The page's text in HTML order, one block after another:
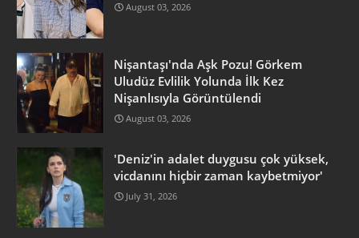
August 03, 2026
Nişantaşı'nda Aşk Pozu! Görkem
Uludüz Evlilik Yolunda İlk Kez
Nişanlısıyla Görüntülendi
August 03, 2026
'Deniz'in adalet duygusu çok yüksek,
vicdanını hiçbir zaman kaybetmiyor'
July 31, 2026